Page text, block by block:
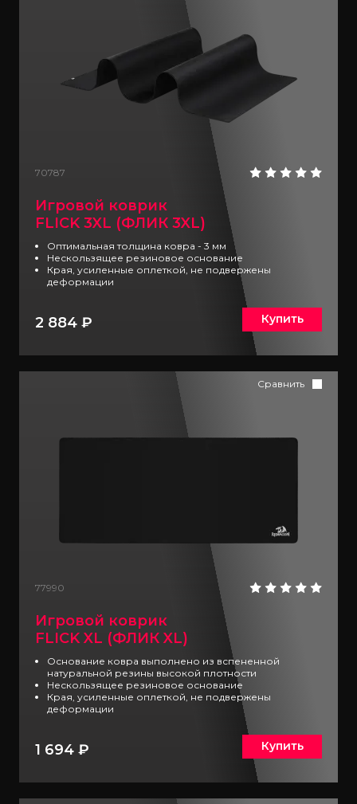
70787
Игровой коврик
FLICK 3XL (ФЛИК 3XL)
Оптимальная толщина ковра - 3 мм
Нескользящее резиновое основание
Края, усиленные оплеткой, не подвержены
деформации
2 884 ₽ Купить
Сравнить
77990
Игровой коврик
FLICK XL (ФЛИК XL)
Основание ковра выполнено из вспененной
натуральной резины высокой плотности
Нескользящее резиновое основание
Края, усиленные оплеткой, не подвержены
деформации
1 694 ₽ Купить